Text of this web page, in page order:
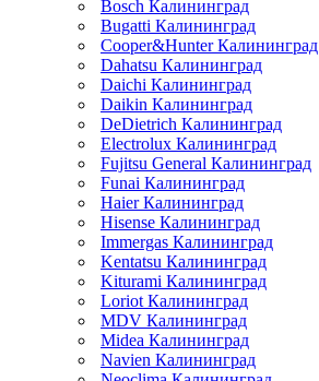
Bosch Калининград
Bugatti Калининград
Cooper&Hunter Калининград
Dahatsu Калининград
Daichi Калининград
Daikin Калининград
DeDietrich Калининград
Electrolux Калининград
Fujitsu General Калининград
Funai Калининград
Haier Калининград
Hisense Калининград
Immergas Калининград
Kentatsu Калининград
Kiturami Калининград
Loriot Калининград
MDV Калининград
Midea Калининград
Navien Калининград